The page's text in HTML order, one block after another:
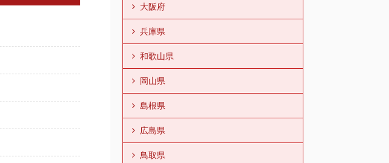
大阪府
兵庫県
和歌山県
岡山県
島根県
広島県
鳥取県